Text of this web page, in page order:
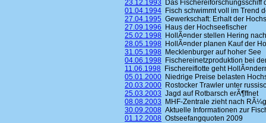
23.12.1993 Das Fischereiforschungsschiff
01.04.1994 Fisch schwimmt voll im Trend
27.04.1995 Gewerkschaft: Erhalt der
27.09.1996 Haus der Hochseefischer
25.02.1998 HollÃ¤nder stellen Hering nach
28.05.1998 HollÃ¤nder planen Kauf der
31.05.1998 Mecklenburger auf hoher See
04.06.1998 Fischereinetzproduktion bei
11.06.1998 Fischereiflotte geht
05.01.2000 Niedrige Preise belasten
20.03.2000 Rostocker Trawler unter
25.03.2003 Jagd auf Rotbarsch erÃ¶ffnet
08.08.2003 MHF-Zentrale zieht nach
30.09.2008 Aktuelle Informationen zur
01.12.2008 Ostseefangquoten 2009